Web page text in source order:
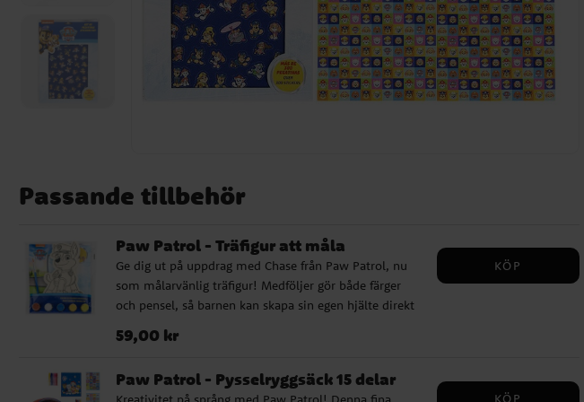
Passande tillbehör
Paw Patrol - Träfigur att måla
Ge dig ut på uppdrag med Chase från Paw Patrol, nu
som målarvänlig träfigur! Medföljer gör både färger
och pensel, så barnen kan skapa sin egen hjälte direkt
av den modiga polisvalpen, oavsett om det är kalas
Pris :59,00 kr
59,00 kr
KÖP
Paw Patrol - Pysselryggsäck 15 delar
KÖP